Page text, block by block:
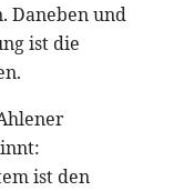
Daneben und
ist die
ist den